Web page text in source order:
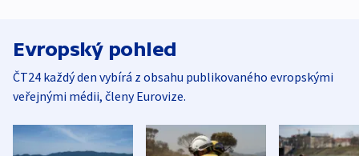
Evropský pohled
ČT24 každý den vybírá z obsahu publikovaného evropskými
veřejnými médii, členy Eurovize.